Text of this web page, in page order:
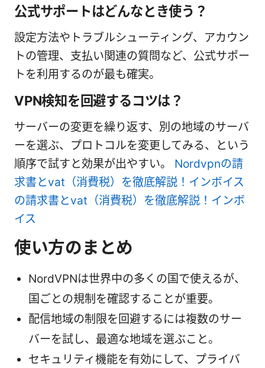
公式サポートはどんなとき使う？
設定方法やトラブルシューティング、アカウン
トの管理、支払い関連の質問など、公式サポー
トを利用するのが最も確実。
VPN検知を回避するコツは？
サーバーの変更を繰り返す、別の地域のサーバ
ーを選ぶ、プロトコルを変更してみる、という
順序で試すと効果が出やすい。 Nordvpnの請
求書とvat（消費税）を徹底解説！インボイス
の請求書とvat（消費税）を徹底解説！インボ
イス
使い方のまとめ
NordVPNは世界中の多くの国で使えるが、
国ごとの規制を確認することが重要。
配信地域の制限を回避するには複数のサー
バーを試し、最適な地域を選ぶこと。
セキュリティ機能を有効にして、プライバ